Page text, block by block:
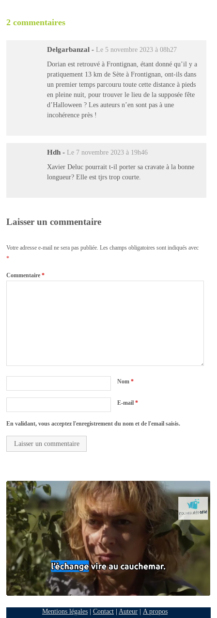
2 commentaires
Delgarbanzal - Le 5 novembre 2023 à 08h27
Dorian est retrouvé à Frontignan, étant donné qu’il y a
pratiquement 13 km de Sète à Frontignan, ont-ils dans
un premier temps parcouru toute cette distance à pieds
en pleine nuit, pour trouver le lieu de la supposée fête
d’Halloween ? Les auteurs n’en sont pas à une
incohérence près !
Hdh - Le 7 novembre 2023 à 19h46
Xavier Deluc pourrait t-il porter sa cravate à la bonne
longueur? Elle est tjrs trop courte.
Laisser un commentaire
Votre adresse e-mail ne sera pas publiée. Les champs obligatoires sont indiqués avec
*
Commentaire*
Nom*
E-mail*
En validant, vous acceptez l'enregistrement du nom et de l'email saisis.
Mentions légales| Contact| Auteur| A propos